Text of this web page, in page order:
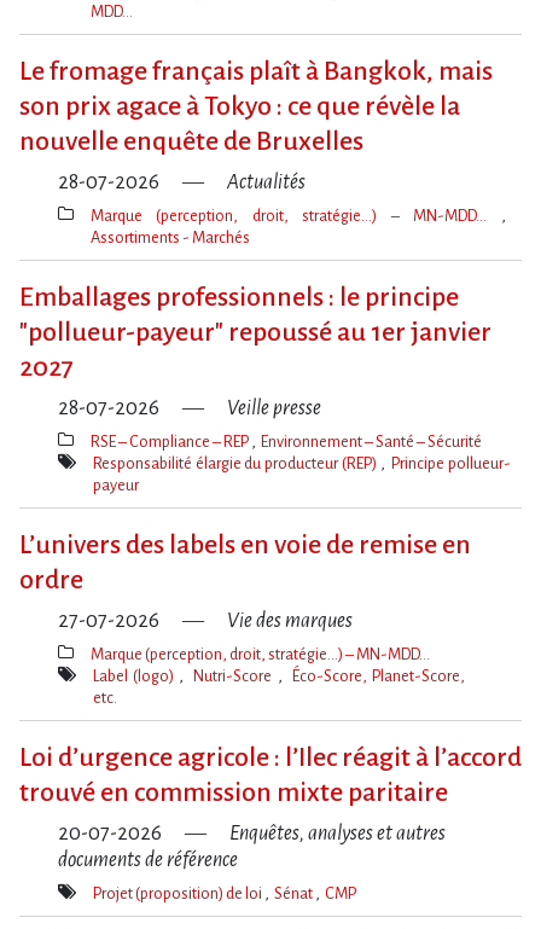
Thèmes(s)
MDD…
Le fromage français plaît à Bangkok, mais
son prix agace à Tokyo : ce que révèle la
nouvelle enquête de Bruxelles
28-07-2026 Actualités
Thèmes(s)
Marque (perception, droit, stratégie…) – MN-MDD…
Assortiments - Marchés
Emballages professionnels : le principe
"pollueur-payeur" repoussé au 1er janvier
2027
28-07-2026 Veille presse
Thèmes(s)
RSE – Compliance – REP Environnement – Santé – Sécurité
Mot(s)-
Responsabilité élargie du producteur (REP)
Principe pollueur-
payeur
L’univers des labels en voie de remise en
ordre
27-07-2026 Vie des marques
Thèmes(s)
Marque (perception, droit, stratégie…) – MN-MDD…
Mot(s)-
Label (logo) Nutri-Score
Éco-Score, Planet-Score,
etc.
Loi d​‌’urgence agricole : l​‌’Ilec réagit à l​‌’accord
trouvé en commission mixte paritaire
20-07-2026
Enquêtes, analyses et autres
documents de référence
Mot(s)-
Projet (proposition) de loi Sénat CMP